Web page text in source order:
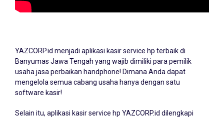
YAZCORP.id menjadi aplikasi kasir service hp terbaik di
Banyumas Jawa Tengah yang wajib dimiliki para pemilik
usaha jasa perbaikan handphone! Dimana Anda dapat
mengelola semua cabang usaha hanya dengan satu
software kasir!
Selain itu, aplikasi kasir service hp YAZCORP.id dilengkapi